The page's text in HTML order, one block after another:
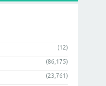
(12)
(86,175)
(23,761)